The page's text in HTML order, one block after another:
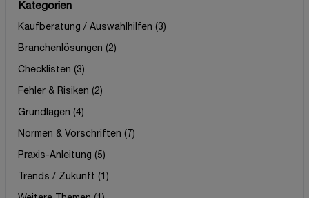
Kategorien
Kaufberatung / Auswahlhilfen (3)
Branchenlösungen (2)
Checklisten (3)
Fehler & Risiken (2)
Grundlagen (4)
Normen & Vorschriften (7)
Praxis-Anleitung (5)
Trends / Zukunft (1)